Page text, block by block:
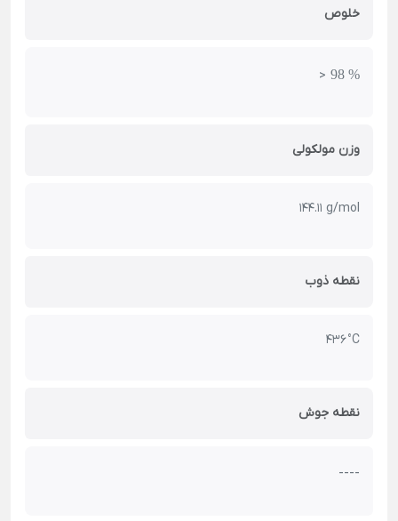
خلوص
> 98 %
وزن مولکولی
144.11 g/mol
نقطه ذوب
436 °C
نقطه جوش
----